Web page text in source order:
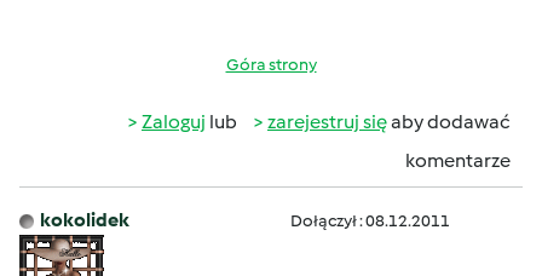
Góra strony
Zaloguj lub zarejestruj sięaby dodawać
komentarze
kokolidek Dołączył : 08.12.2011